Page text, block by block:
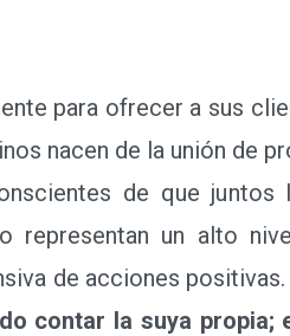
para ofrecer a sus
nacen de la unión de
de que juntos
representan un alto
de acciones positivas.
contar la suya